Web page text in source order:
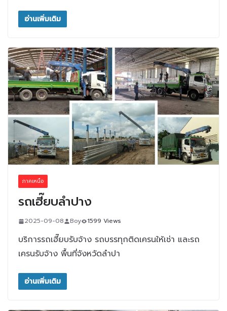
อ่านเพิ่มเติม
ภาคเหนือ
รถเฮี๊ยบลำปาง
2025-09-08 Boy 1599 Views
บริการรถเฮี๊ยบรับจ้าง รถบรรทุกติดเครนให้เช่า และรถ
เครนรับจ้าง พื้นที่จังหวัดลำปา
อ่านเพิ่มเติม